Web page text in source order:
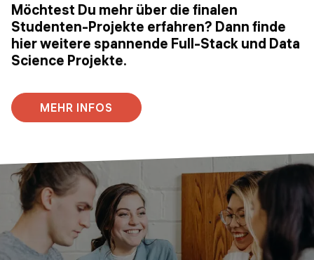
Möchtest Du mehr über die finalen
Studenten-Projekte erfahren? Dann finde
hier weitere spannende Full-Stack und Data
Science Projekte.
MEHR INFOS